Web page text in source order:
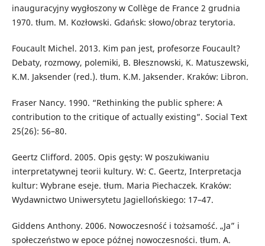
inauguracyjny wygłoszony w Collège de France 2 grudnia
1970. tłum. M. Kozłowski. Gdańsk: słowo/obraz terytoria.
Foucault Michel. 2013. Kim pan jest, profesorze Foucault?
Debaty, rozmowy, polemiki, B. Błesznowski, K. Matuszewski,
K.M. Jaksender (red.). tłum. K.M. Jaksender. Kraków: Libron.
Fraser Nancy. 1990. “Rethinking the public sphere: A
contribution to the critique of actually existing”. Social Text
25(26): 56–80.
Geertz Clifford. 2005. Opis gęsty: W poszukiwaniu
interpretatywnej teorii kultury. W: C. Geertz, Interpretacja
kultur: Wybrane eseje. tłum. Maria Piechaczek. Kraków:
Wydawnictwo Uniwersytetu Jagiellońskiego: 17–47.
Giddens Anthony. 2006. Nowoczesność i tożsamość. „Ja” i
społeczeństwo w epoce późnej nowoczesności. tłum. A.